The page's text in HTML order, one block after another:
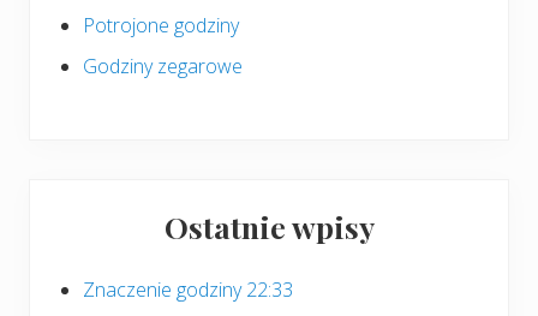
Potrojone godziny
Godziny zegarowe
Ostatnie wpisy
Znaczenie godziny 22:33